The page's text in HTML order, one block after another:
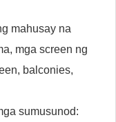
mahusay na
mga screen ng
balconies,
sumusunod: